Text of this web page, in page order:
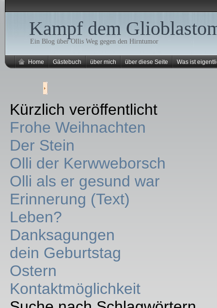
Kampf dem
Ein Blog über Ollis Weg gegen den Hirntumor
Home Gästebuch über mich über diese Seite Was ist
Kürzlich veröffentlicht
Frohe Weihnachten
Der Stein
Olli der Kerwweborsch
Olli als er gesund war
Erinnerung (Text)
Leben?
Danksagungen
dein Geburtstag
Ostern
Kontaktmöglichkeit